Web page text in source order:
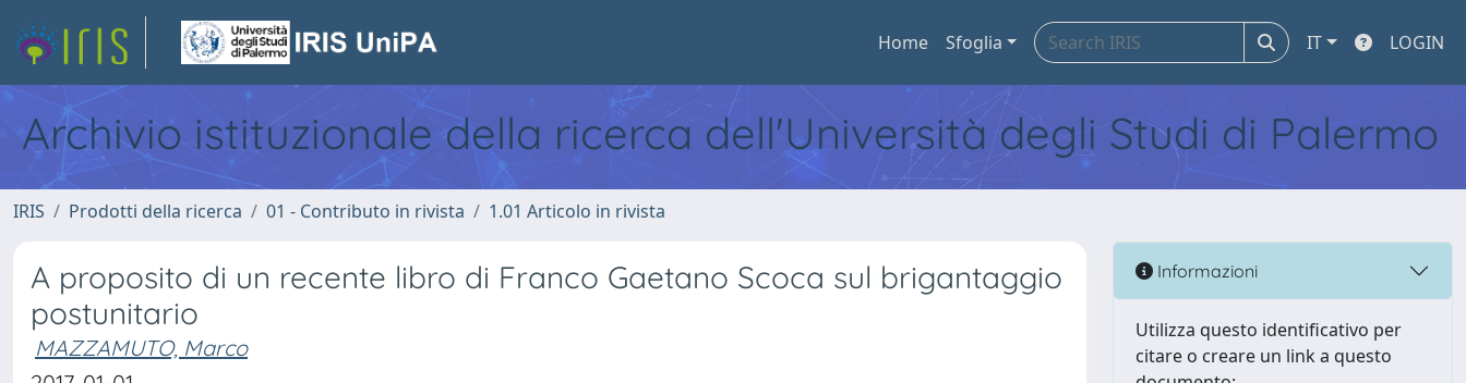
Home Sfoglia IT LOGIN
Archivio istituzionale della ricerca dell'Università degli Studi di Palermo
IRIS Prodotti della ricerca 01 - Contributo in rivista 1.01 Articolo in rivista
A proposito di un recente libro di Franco Gaetano Scoca sul brigantaggio
postunitario
MAZZAMUTO, Marco
Informazioni
Utilizza questo identificativo per
citare o creare un link a questo